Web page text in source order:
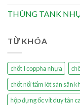
THÙNG TANK
TỪ KHÓA
chốt I coppha nhựa
chốt nối tấm lót sàn sân
hộp đựng ốc vít duy tân